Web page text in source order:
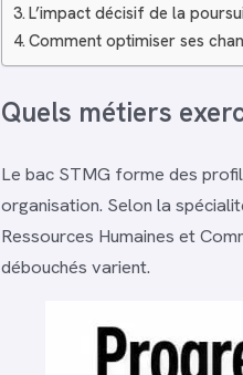
L’impact décisif de la
Comment optimiser ses
Quels métiers
Le bac STMG forme des
organisation. Selon la
Ressources Humaines et
débouchés varient.